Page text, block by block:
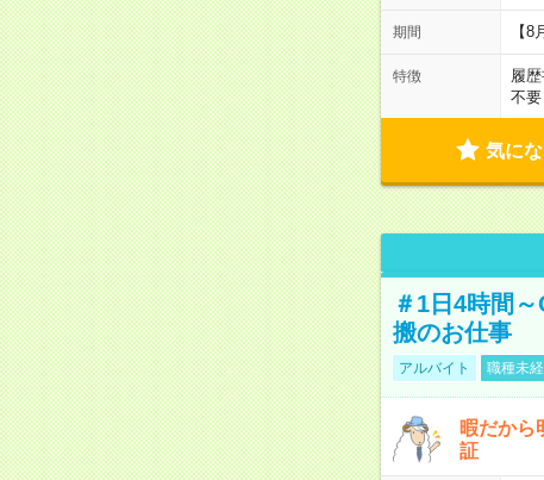
期間 【
特徴 履
不要
気にな
＃1日4時間
搬のお仕事
アルバイト 職種未
暇だから
証